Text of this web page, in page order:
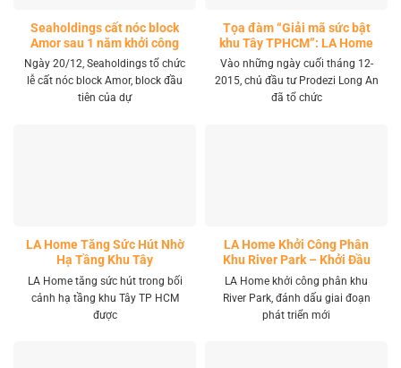
Seaholdings cất nóc block
Amor sau 1 năm khởi công
Ngày 20/12, Seaholdings tổ chức
lễ cất nóc block Amor, block đầu
tiên của dự
Tọa đàm “Giải mã sức bật
khu Tây TPHCM”: LA Home
khai mở tọa độ đầu tư mới
Vào những ngày cuối tháng 12-
2015, chủ đầu tư Prodezi Long An
đã tổ chức
LA Home Tăng Sức Hút Nhờ
Hạ Tầng Khu Tây
LA Home tăng sức hút trong bối
cảnh hạ tầng khu Tây TP HCM
được
LA Home Khởi Công Phân
Khu River Park – Khởi Đầu
Giai Đoạn Phát Triển Mới
LA Home khởi công phân khu
River Park, đánh dấu giai đoạn
phát triển mới